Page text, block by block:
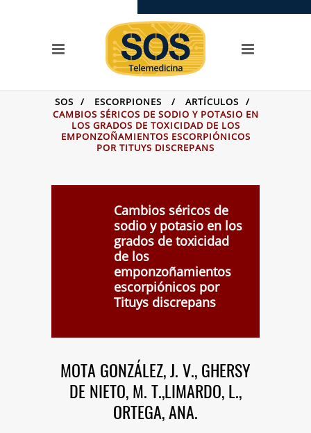
SERVICIOS
Llamada SOS
SOS Videoconferencias
OPCIONES
Centros de asistencia
toxicológica
Preguntas + frecuentes
SITIOS DE LA FAMILIA
SOS Telemedicina
SOS Cursos en línea
Videoclases y
videotutoriales
SanaSana, Salud para todos
Documentación Covid-19
Malaria
SOS / ESCORPIONES / ARTÍCULOS
/
CAMBIOS SÉRICOS DE SODIO Y POTASIO EN
LOS GRADOS DE TOXICIDAD DE LOS
EMPONZOÑAMIENTOS ESCORPIÓNICOS
POR TITUYS DISCREPANS
Cambios séricos de
sodio y potasio en los
grados de toxicidad
de los
emponzoñamientos
escorpiónicos por
Tituys discrepans
MOTA GONZÁLEZ, J. V., GHERSY
DE NIETO, M. T.,LIMARDO, L.,
ORTEGA, ANA.